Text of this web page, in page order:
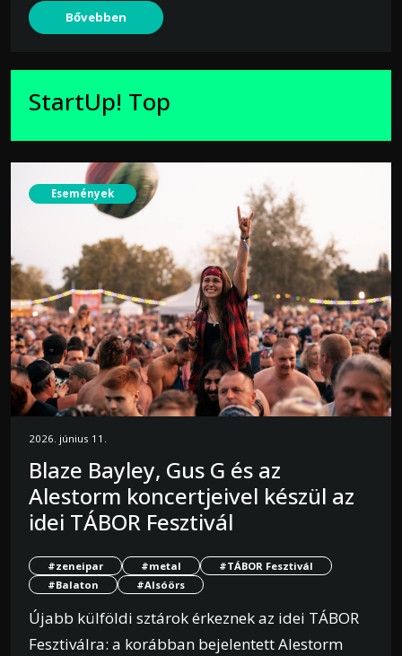
Bővebben
StartUp! Top
Események
2026. június 11.
Blaze Bayley, Gus G és az
Alestorm koncertjeivel készül az
idei TÁBOR Fesztivál
#zeneipar #metal
#TÁBOR Fesztivál
#Balaton
#Alsóörs
Újabb külföldi sztárok érkeznek az idei TÁBOR
Fesztiválra: a korábban bejelentett Alestorm